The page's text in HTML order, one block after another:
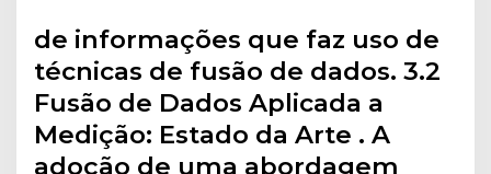
de informações que faz uso de
técnicas de fusão de dados. 3.2
Fusão de Dados Aplicada a
Medição: Estado da Arte . A
adoção de uma abordagem